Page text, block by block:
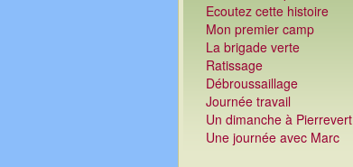
Ecoutez cette histoire
Mon premier camp
La brigade verte
Ratissage
Débroussaillage
Journée travail
Un dimanche à Pierrevert
Une journée avec Marc